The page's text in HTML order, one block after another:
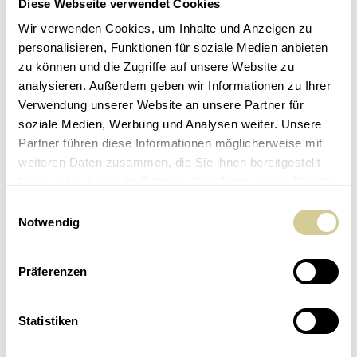
Diese Webseite verwendet Cookies
Wir verwenden Cookies, um Inhalte und Anzeigen zu
personalisieren, Funktionen für soziale Medien anbieten
zu können und die Zugriffe auf unsere Website zu
analysieren. Außerdem geben wir Informationen zu Ihrer
Verwendung unserer Website an unsere Partner für
soziale Medien, Werbung und Analysen weiter. Unsere
Partner führen diese Informationen möglicherweise mit
weiteren Daten zusammen, die Sie ihnen bereitgestellt
Notwendig
Präferenzen
Statistiken
Peter Saxer
Artikel teilen
Ähnliche Beiträge